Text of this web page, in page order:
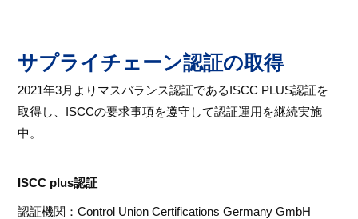
サプライチェーン認証の取得
2021年3月よりマスバランス認証であるISCC PLUS認証を
取得し、ISCCの要求事項を遵守して認証運用を継続実施
中。
ISCC plus認証
認証機関：Control Union Certifications Germany GmbH